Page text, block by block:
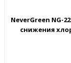
NeverGreen NG-
снижения